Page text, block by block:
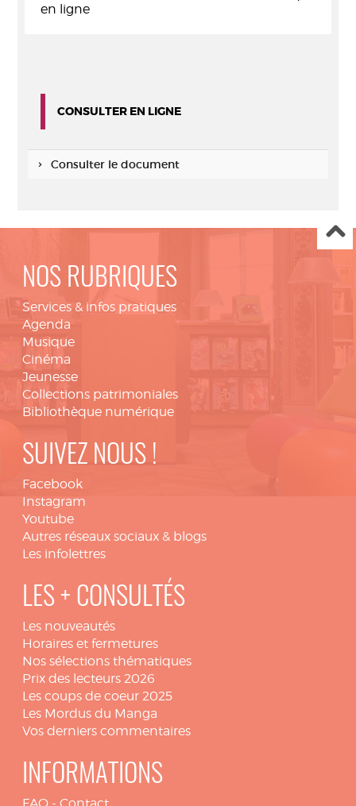
en ligne
CONSULTER EN LIGNE
Consulter le document
NOS RUBRIQUES
Services & infos pratiques
Agenda
Musique
Cinéma
Jeunesse
Collections patrimoniales
Bibliothèque numérique
SUIVEZ NOUS !
Facebook
Instagram
Youtube
Autres réseaux sociaux & blogs
Les infolettres
LES + CONSULTÉS
Les nouveautés
Horaires et fermetures
Nos sélections thématiques
Prix des lecteurs 2026
Les coups de coeur 2025
Les Mordus du Manga
Vos derniers commentaires
INFORMATIONS